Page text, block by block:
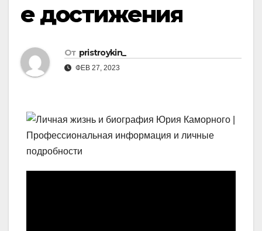
е достижения
От pristroykin_
ФЕВ 27, 2023